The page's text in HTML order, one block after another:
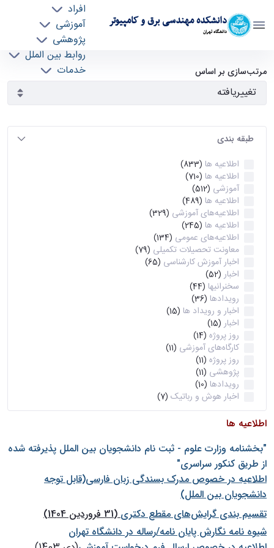
دانشکده مهندسی برق و کامپیوتر
دانشگاه تهران
افراد
آموزشی
پژوهشی
روابط بین الملل
خدمات
آرشیو اطلاعیه ها - ece- دانشکده مهندسی برق و
کامپیوتر
مرتب‌سازی بر اساس
طبقه بندی
اطلاعیه ها (833)
اطلاعیه ها (710)
آموزشی (512)
اطلاعیه ها (489)
اطلاعیه‌های‌ آموزشی (329)
اطلاعیه ها (245)
اطلاعیه‌های عمومی (134)
معاونت تحصیلات تکمیلی (79)
اخبار آموزش کارشناسی (65)
اخبار (52)
سخنرانیها (44)
رویدادها (36)
اخبار و رویداد ها (15)
اخبار (15)
روز پروژه (14)
کارگاه‌های آموزشی (11)
روز پروژه (11)
پژوهشی (11)
رویدادها (10)
اخبار هوش و رباتیک (7)
اطلاعیه ها
"بخشنامه وزارت علوم - ثبت نام دانشجويان بين الملل پذيرفته شده
از طريق كنكور سراسری"
اطلاعیه در خصوص مدرک بسندگی زبان فارسی(قابل توجه
دانشجویان بین الملل)
تقسیم بندی گرایش‌های مقطع دکتری(31 فروردین 1404)
شيوه نامه نگارش پايان نامه/رساله در دانشگاه تهران